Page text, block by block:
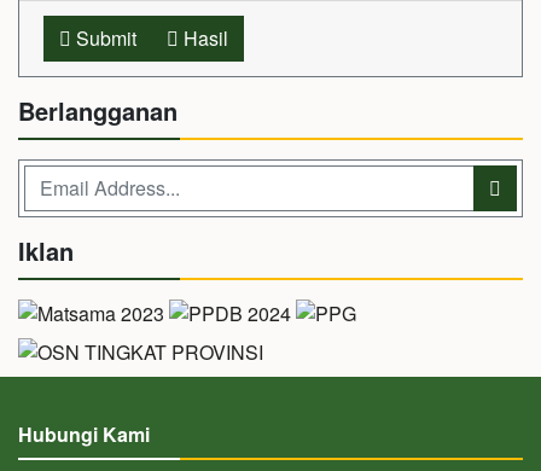
Submit Hasil
Berlangganan
Iklan
Hubungi Kami